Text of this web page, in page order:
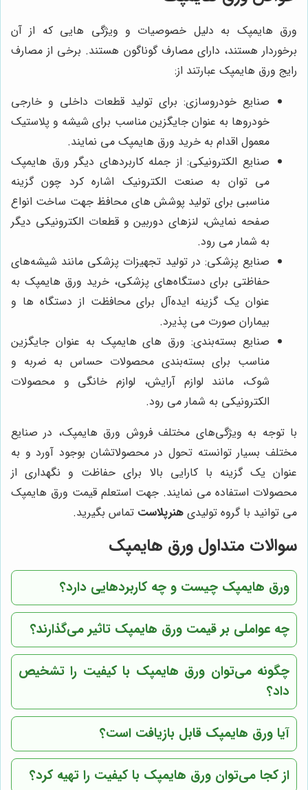
ورق هایمپک به دلیل خصوصیات و ویژگی ‌هایی که از آن
برخوردار هستند، دارای مصارف گوناگون هستند. برخی از مصارف
رایج ورق هایمپک عبارتند از:
صنایع خودروسازی: برای تولید قطعات داخلی و خارجی
خودروها به عنوان جایگزین مناسب برای شیشه و پلاستیک
معمول اقدام به خرید ورق هایمپک می نمایند.
صنایع الکترونیکی: از جمله کاربردهای دیگر ورق هایمپک
می توان به صنعت الکترونیک اشاره کرد چون گزینه
مناسبی برای تولید پوشش ‌های محافظ جهت ساخت انواع
صفحه نمایش، لنزهای دوربین‌ و قطعات الکترونیکی دیگر
به شمار می رود.
صنایع پزشکی: در تولید تجهیزات پزشکی مانند شیشه‌های
حفاظتی برای دستگاه‌های پزشکی، خرید ورق هایمپک به
عنوان یک گزینه ایده‌آل برای محافظت از دستگاه‌ ها و
بیماران صورت می پذیرد.
صنایع بسته‌بندی: ورق های هایمپک به عنوان جایگزین
مناسب برای بسته‌بندی محصولات حساس به ضربه و
شوک، مانند لوازم آرایش، لوازم خانگی و محصولات
الکترونیکی به شمار می رود.
با توجه به ویژگی‌های مختلف فروش ورق هایمپک، در صنایع
مختلف بسیار توانسته تحول در محصولاتشان بوجود آورد و به
عنوان یک گزینه با کارایی بالا برای حفاظت و نگهداری از
محصولات استفاده می نمایند. جهت استعلم قیمت ورق هایمپک
می توانید با گروه تولیدی هنرپلاست تماس بگیرید.
سوالات متداول ورق هایمپک
ورق هایمپک چیست و چه کاربردهایی دارد؟
چه عواملی بر قیمت ورق هایمپک تاثیر می‌گذارند؟
چگونه می‌توان ورق هایمپک با کیفیت را تشخیص
داد؟
آیا ورق هایمپک قابل بازیافت است؟
از کجا می‌توان ورق هایمپک با کیفیت را تهیه کرد؟